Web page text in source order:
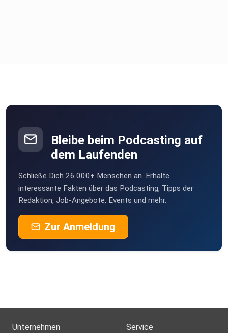
Bleibe beim Podcasting auf
dem Laufenden
Schließe Dich 26.000+ Menschen an. Erhalte
interessante Fakten über das Podcasting, Tipps der
Redaktion, Job-Angebote, Events und mehr.
Zur Anmeldung
Unternehmen Service